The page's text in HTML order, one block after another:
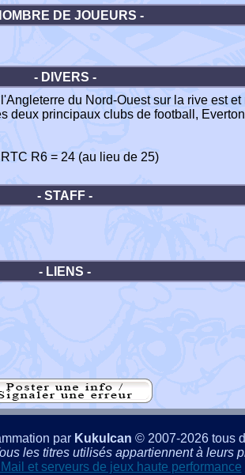
DE JOUEURS -
- DIVERS -
du Nord-Ouest sur la rive est
principaux clubs de football,
R6 = 24 (au lieu de 25)
- STAFF -
- LIENS -
par Kukulcan © 2007-2026 tous
les titres utilisés appartiennent à leurs
et serveurs de jeux haute performance